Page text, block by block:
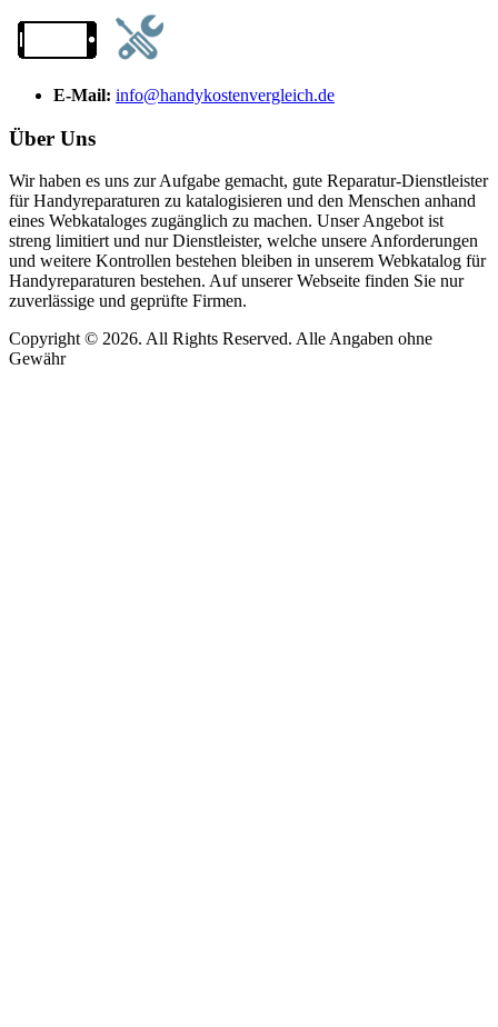
E-Mail: info@handykostenvergleich.de
Über Uns
Wir haben es uns zur Aufgabe gemacht, gute Reparatur-Dienstleister
für Handyreparaturen zu katalogisieren und den Menschen anhand
eines Webkataloges zugänglich zu machen. Unser Angebot ist
streng limitiert und nur Dienstleister, welche unsere Anforderungen
und weitere Kontrollen bestehen bleiben in unserem Webkatalog für
Handyreparaturen bestehen. Auf unserer Webseite finden Sie nur
zuverlässige und geprüfte Firmen.
Copyright © 2026. All Rights Reserved. Alle Angaben ohne
Gewähr